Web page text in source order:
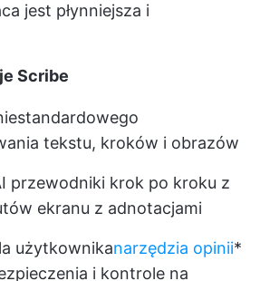
jest płynniejsza i
Scribe
tekstu, kroków i obrazów
przewodniki krok po kroku z
ekranu z adnotacjami
użytkownikanarzędzia opinii*
i kontrole na